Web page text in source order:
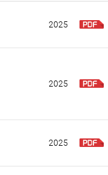
2025
2025
2025